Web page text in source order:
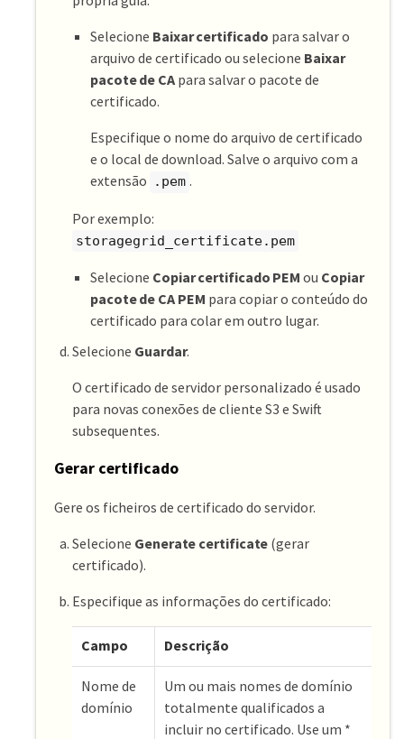
Selecione Baixar certificado para salvar o
arquivo de certificado ou selecione Baixar
pacote de CA para salvar o pacote de
certificado.
Especifique o nome do arquivo de certificado
e o local de download. Salve o arquivo com a
extensão
.pem .
Por exemplo:
storagegrid_certificate.pem
Selecione Copiar certificado PEM ou Copiar
pacote de CA PEM para copiar o conteúdo do
certificado para colar em outro lugar.
Selecione Guardar.
O certificado de servidor personalizado é usado
para novas conexões de cliente S3 e Swift
subsequentes.
Gerar certificado
Gere os ficheiros de certificado do servidor.
Selecione Generate certificate (gerar
certificado).
Especifique as informações do certificado:
Campo Descrição
Nome de
domínio
Um ou mais nomes de domínio
totalmente qualificados a
incluir no certificado. Use um *